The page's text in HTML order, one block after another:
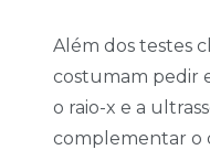
Além dos testes
costumam pedir
o raio-x e a
complementar o